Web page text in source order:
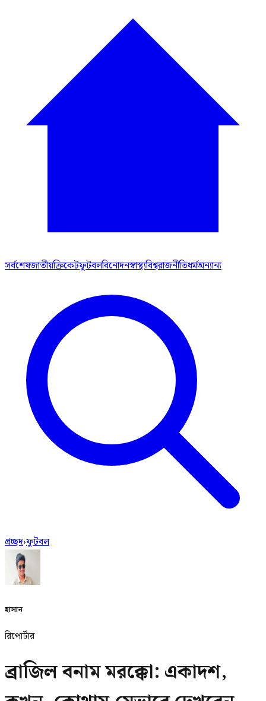
সর্বশেষজাতীয়ক্রিকেটফুটবলবিনোদনস্বাস্থ্যবিশ্বরাজনীতিধর্মঅন্যান্য
প্রচ্ছদ›ফুটবল
হাসান
রিপোর্টার
ব্রাজিল বনাম মরক্কো: একাদশ,